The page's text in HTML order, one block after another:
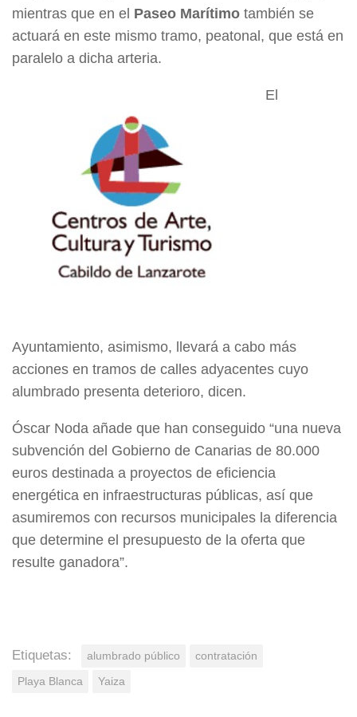
mientras que en el Paseo Marítimo también se
actuará en este mismo tramo, peatonal, que está en
paralelo a dicha arteria.
El
Ayuntamiento, asimismo, llevará a cabo más
acciones en tramos de calles adyacentes cuyo
alumbrado presenta deterioro, dicen.
Óscar Noda añade que han conseguido “una nueva
subvención del Gobierno de Canarias de 80.000
euros destinada a proyectos de eficiencia
energética en infraestructuras públicas, así que
asumiremos con recursos municipales la diferencia
que determine el presupuesto de la oferta que
resulte ganadora”.
Etiquetas: alumbrado público
contratación
Playa Blanca
Yaiza